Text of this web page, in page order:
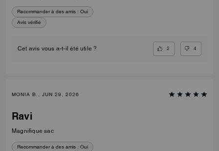
Recommander à des amis : Oui
Avis vérifié
Cet avis vous a-t-il été utile ? 2 4
MONIA B., JUN 29, 2026
Ravi
Magnifique sac
Recommander à des amis : Oui